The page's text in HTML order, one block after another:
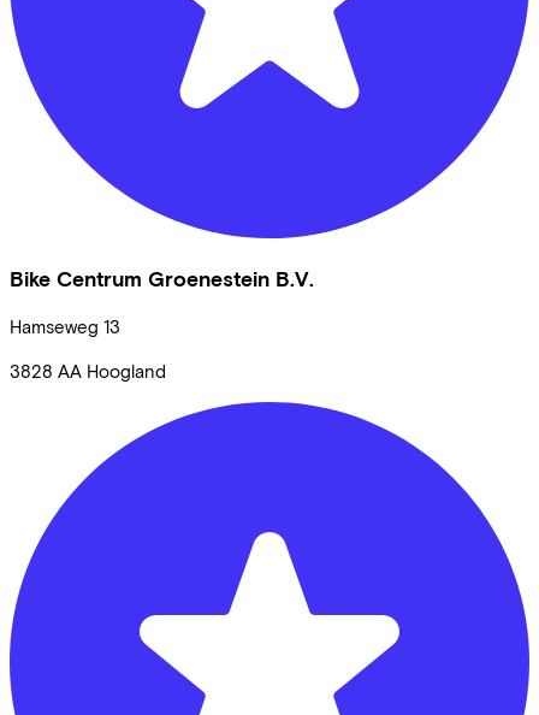
Bike Centrum Groenestein B.V.
Hamseweg 13
3828 AA Hoogland